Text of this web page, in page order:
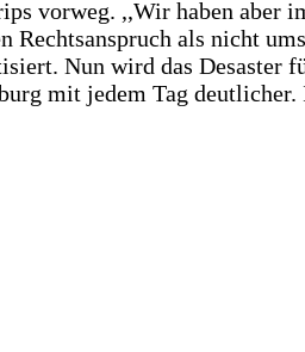
vorweg. ,,Wir haben aber
Rechtsanspruch als nicht
Nun wird das Desaster
mit jedem Tag deutlicher.